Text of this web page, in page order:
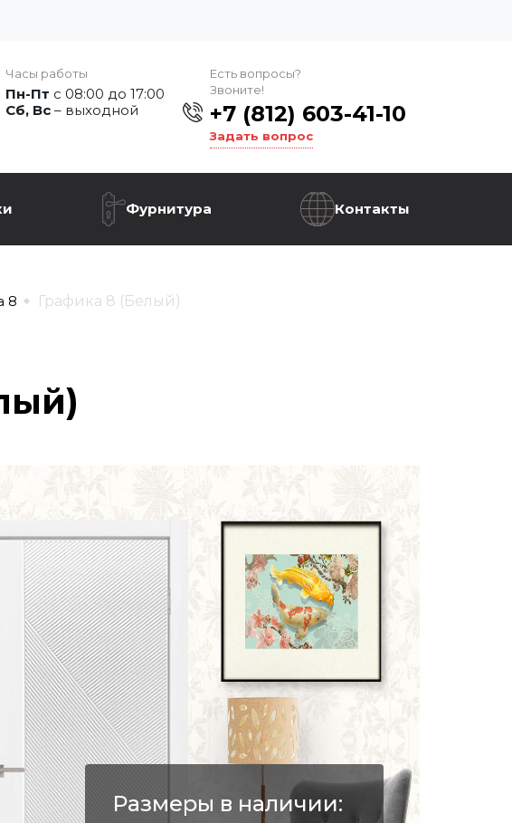
Часы работы
Пн-Пт с 08:00 до 17:00
Сб, Вс – выходной
Есть вопросы?
Звоните!
+7 (812) 603-41-10
Задать вопрос
Фурнитура Контакты
8 Графика 8 (Белый)
Размеры в наличии: